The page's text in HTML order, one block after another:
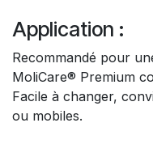
Application :
Recommandé pour
MoliCare® Premium
Facile à changer,
ou mobiles.